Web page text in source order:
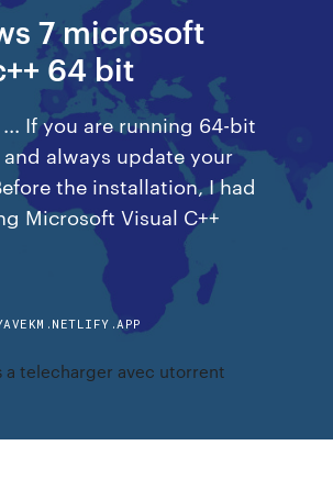
7 microsoft
64 bit
... If you are running 64-bit
always update your
the installation, I had
Microsoft Visual C++
a telecharger avec utorrent